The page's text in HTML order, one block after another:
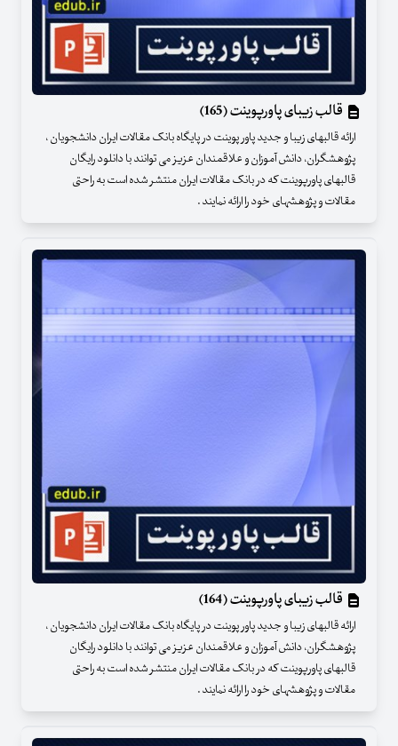
قالب زیبای پاورپوینت (165)
ارائه قالبهای زیبا و جدید پاور پوینت در پایگاه بانک مقالات ایران دانشجویان ،
پژوهشگران، دانش آموزان و علاقمندان عزیز می توانند با دانلود رایگان
قالبهای پاورپوینت که در بانک مقالات ایران منتشر شده است به راحتی
مقالات و پژوهشهای خود را ارائه نمایند .
قالب زیبای پاورپوینت (164)
ارائه قالبهای زیبا و جدید پاور پوینت در پایگاه بانک مقالات ایران دانشجویان ،
پژوهشگران، دانش آموزان و علاقمندان عزیز می توانند با دانلود رایگان
قالبهای پاورپوینت که در بانک مقالات ایران منتشر شده است به راحتی
مقالات و پژوهشهای خود را ارائه نمایند .